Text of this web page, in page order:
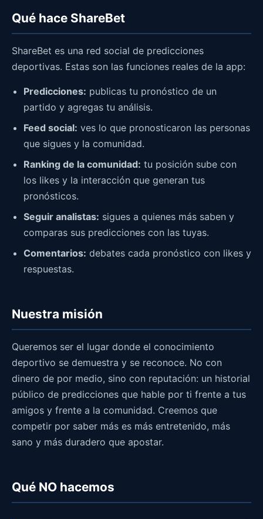
Qué hace ShareBet
ShareBet es una red social de predicciones
deportivas. Estas son las funciones reales de la app:
Predicciones: publicas tu pronóstico de un
partido y agregas tu análisis.
Feed social: ves lo que pronosticaron las personas
que sigues y la comunidad.
Ranking de la comunidad: tu posición sube con
los likes y la interacción que generan tus
pronósticos.
Seguir analistas: sigues a quienes más saben y
comparas sus predicciones con las tuyas.
Comentarios: debates cada pronóstico con likes y
respuestas.
Nuestra misión
Queremos ser el lugar donde el conocimiento
deportivo se demuestra y se reconoce. No con
dinero de por medio, sino con reputación: un historial
público de predicciones que hable por ti frente a tus
amigos y frente a la comunidad. Creemos que
competir por saber más es más entretenido, más
sano y más duradero que apostar.
Qué NO hacemos